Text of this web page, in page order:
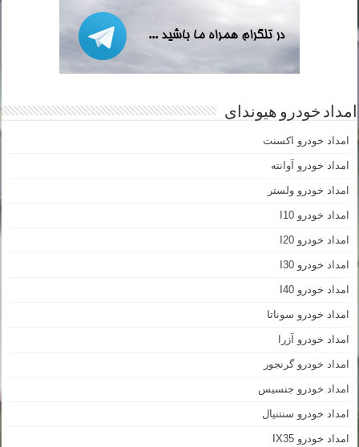
امداد خودرو هیوندای
امداد خودرو اکسنت
امداد خودرو آوانته
امداد خودرو ولستر
امداد خودرو I10
امداد خودرو I20
امداد خودرو I30
امداد خودرو I40
امداد خودرو سوناتا
امداد خودرو آزرا
امداد خودرو گرنجور
امداد خودرو جنسیس
امداد خودرو سنتنیال
امداد خودرو IX35